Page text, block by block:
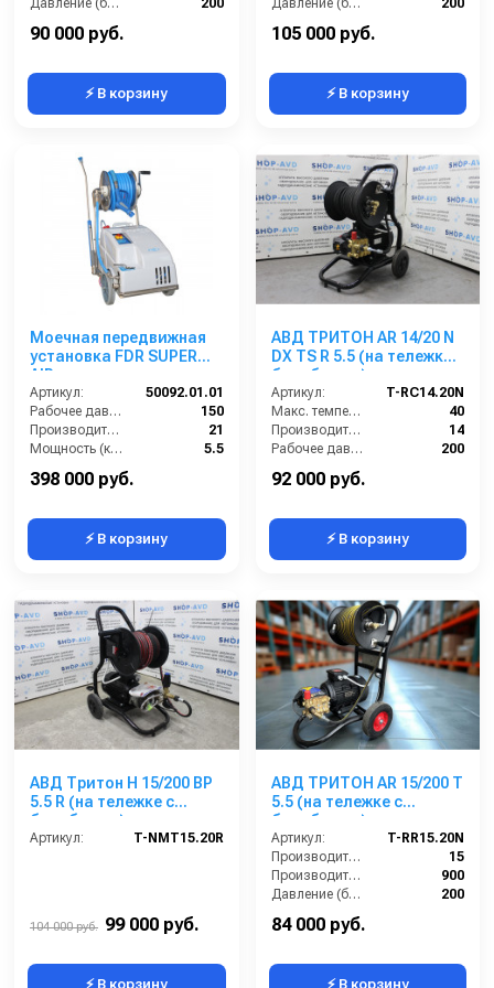
Давление (бар):
200
Напряжение (В):
90 000 руб.
⚡ В корзину
Давление (бар):
200
105 000 руб.
⚡ В корзину
Моечная передвижная
установка FDR SUPER
AIR с нанесением пены,
150 бар, 21 л/мин с
барабаном
Артикул:
50092.01.01
Рабочее давление (бар):
150
Производительность (л/мин):
21
Мощность (кВт):
5.5
398 000 руб.
⚡ В корзину
АВД ТРИТОН AR 14/20 N
DX TS R 5.5 (на тележке с
барабаном)
Артикул:
T-RC14.20N
Макс. температура воды (°C):
40
Производительность (л/мин):
14
Рабочее давление (бар):
200
Мощность (кВт):
92 000 руб.
⚡ В корзину
АВД Тритон H 15/200 BP
5.5 R (на тележке с
барабаном)
Артикул: T-NMT15.20R
104 000 руб. 99 000 руб.
⚡ В корзину
АВД ТРИТОН AR 15/200 T
5.5 (на тележке с
барабаном)
Артикул:
T-RR15.20N
Производительность (л/мин):
15
Производительность (л/ч):
900
Давление (бар):
200
Напряжение (В):
84 000 руб.
⚡ В корзину